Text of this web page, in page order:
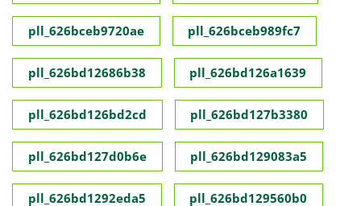
pll_626bceb9720ae pll_626bceb989fc7
pll_626bd12686b38 pll_626bd126a1639
pll_626bd126bd2cd pll_626bd127b3380
pll_626bd127d0b6e pll_626bd129083a5
pll_626bd1292eda5 pll_626bd129560b0